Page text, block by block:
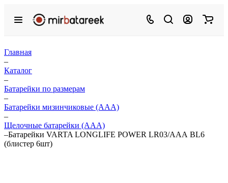
Главная
–
Каталог
–
Батарейки по размерам
–
Батарейки мизинчиковые (ААА)
–
Щелочные батарейки (ААА)
–Батарейки VARTA LONGLIFE POWER LR03/ААА BL6
(блистер 6шт)